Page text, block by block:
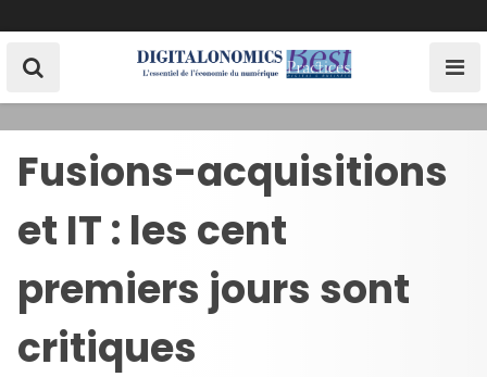
k
Fusions-acquisitions
et IT : les cent
premiers jours sont
critiques